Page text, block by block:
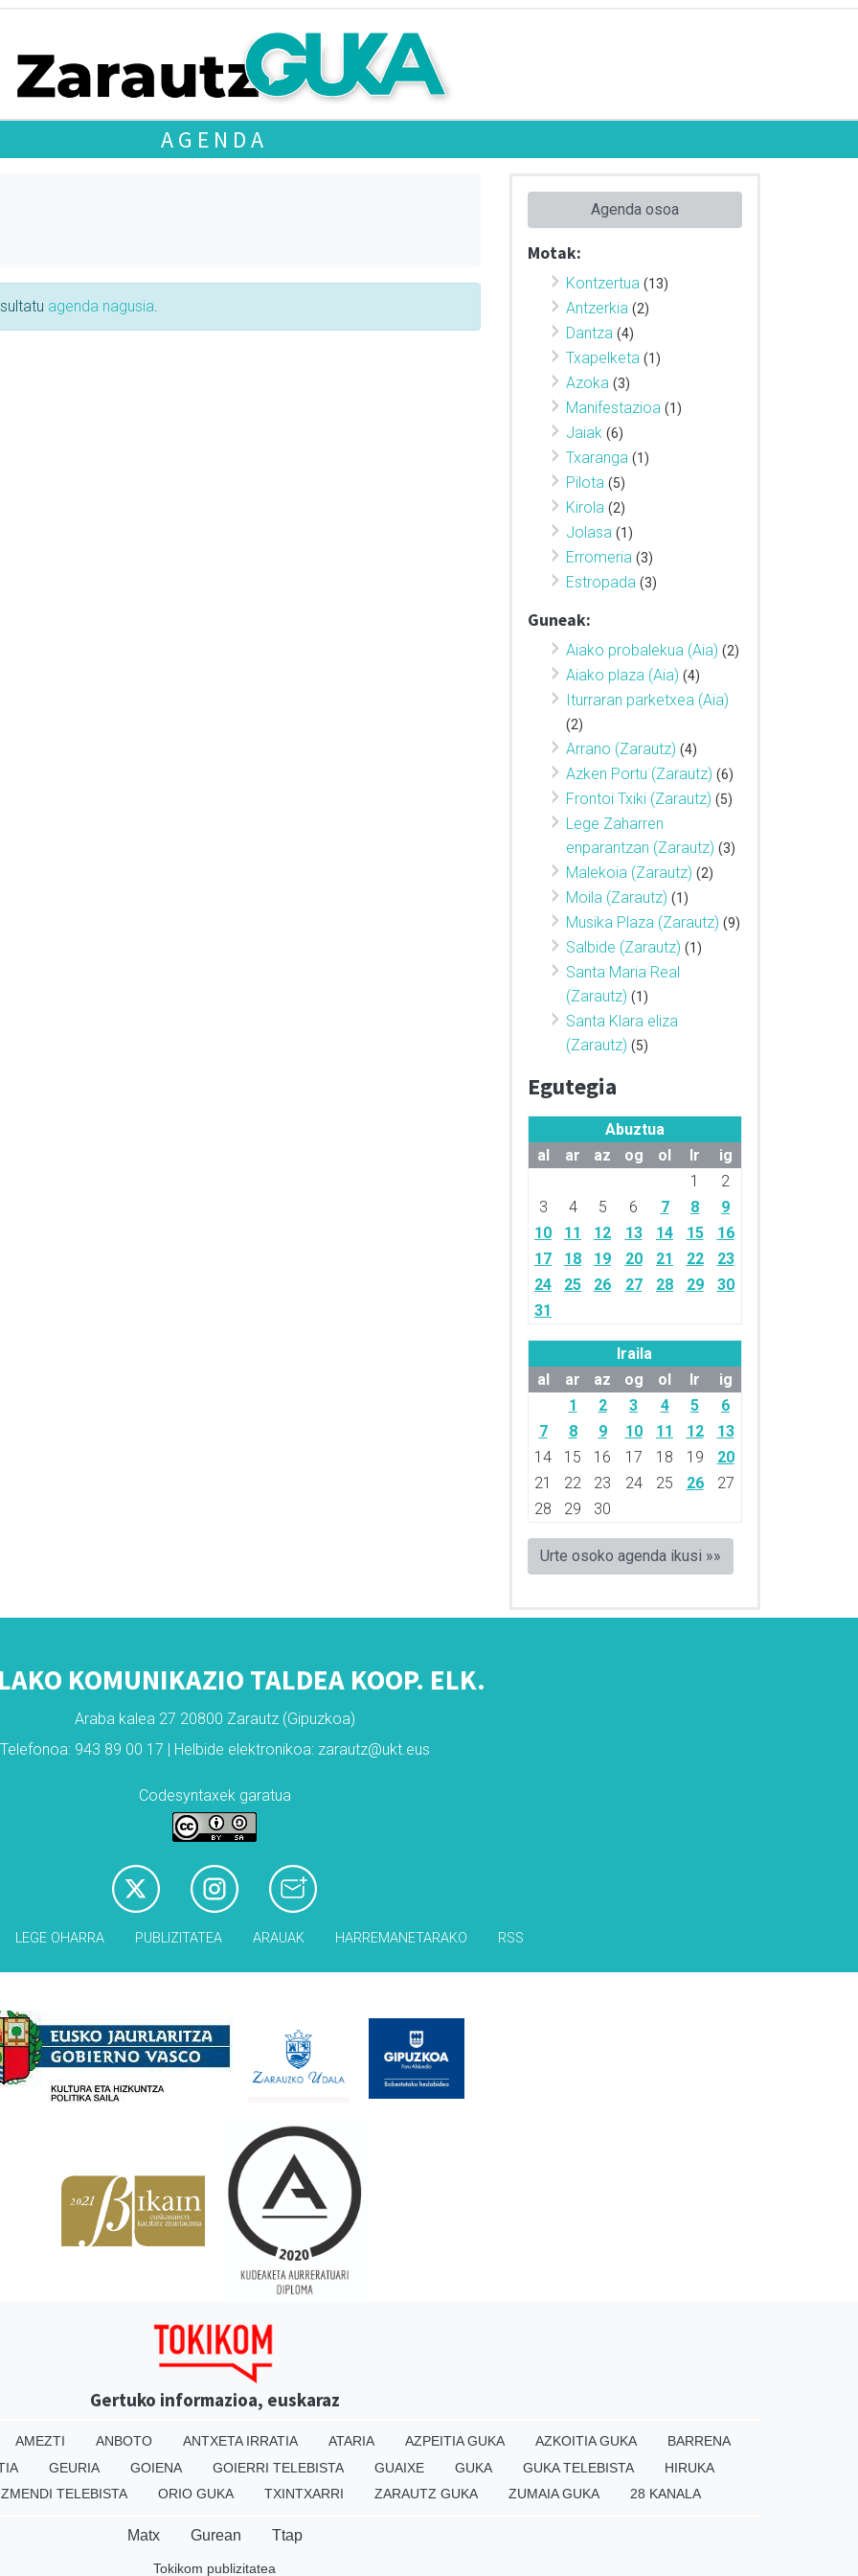
AGENDA
agenda nagusia.
Agenda osoa
Motak:
Kontzertua (13)
Antzerkia (2)
Dantza (4)
Txapelketa (1)
Azoka (3)
Manifestazioa (1)
Jaiak (6)
Txaranga (1)
Pilota (5)
Kirola (2)
Jolasa (1)
Erromeria (3)
Estropada (3)
Guneak:
Aiako probalekua (Aia) (2)
Aiako plaza (Aia) (4)
Iturraran parketxea (Aia)
(2)
Arrano (Zarautz) (4)
Azken Portu (Zarautz) (6)
Frontoi Txiki (Zarautz) (5)
Lege Zaharren
enparantzan (Zarautz) (3)
Malekoia (Zarautz) (2)
Moila (Zarautz) (1)
Musika Plaza (Zarautz) (9)
Salbide (Zarautz) (1)
Santa Maria Real
(Zarautz) (1)
Santa Klara eliza
(Zarautz) (5)
Egutegia
Abuztua
al
ar az og ol lr
ig
1
2
3
4 5 6 7 8
9
10
11 12 13 14 15
16
17
18 19 20 21 22
23
24
25 26 27 28 29
30
31
Iraila
al
ar az og ol lr
ig
1
2 3 4 5
6
7
8 9 10 11 12
13
14
15 16 17 18 19
20
21
22 23 24 25 26
27
28
29 30
Urte osoko agenda ikusi »»
KOMUNIKAZIO TALDEA KOOP. ELK.
Araba kalea 27 20800 Zarautz (Gipuzkoa)
Telefonoa: 943 89 00 17 | Helbide elektronikoa: zarautz@ukt.eus
Codesyntaxek garatua
LEGE OHARRA PUBLIZITATEA ARAUAK HARREMANETARAKO RSS
Gertuko informazioa, euskaraz
AMEZTI ANBOTO ANTXETA IRRATIA ATARIA AZPEITIA GUKA AZKOITIA GUKA
BARRENA
GEURIA GOIENA GOIERRI TELEBISTA GUAIXE GUKA GUKA TELEBISTA
HIRUKA
TELEBISTA
ORIO GUKA TXINTXARRI ZARAUTZ GUKA ZUMAIA GUKA 28 KANALA
Matx Gurean Ttap
Tokikom publizitatea